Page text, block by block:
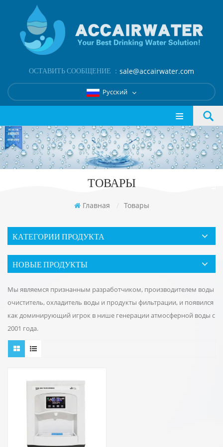
ОСТАВИТЬ СООБЩЕНИЕ ： sale@accairwater.com
Русский
ТОВАРЫ
Главная / Товары
КАТЕГОРИИ ПРОДУКТА
НОВЫЕ ПРОДУКТЫ
Мы являемся признанным разработчиком, производителем воды
очиститель, охладитель воды и продукты фильтрации, и появился
как доминирующий игрок в нише генерации атмосферной воды с
2001 года.